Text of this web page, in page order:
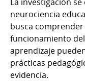
neurociencia
busca
funcionamiento
aprendizaje
prácticas
evidencia.